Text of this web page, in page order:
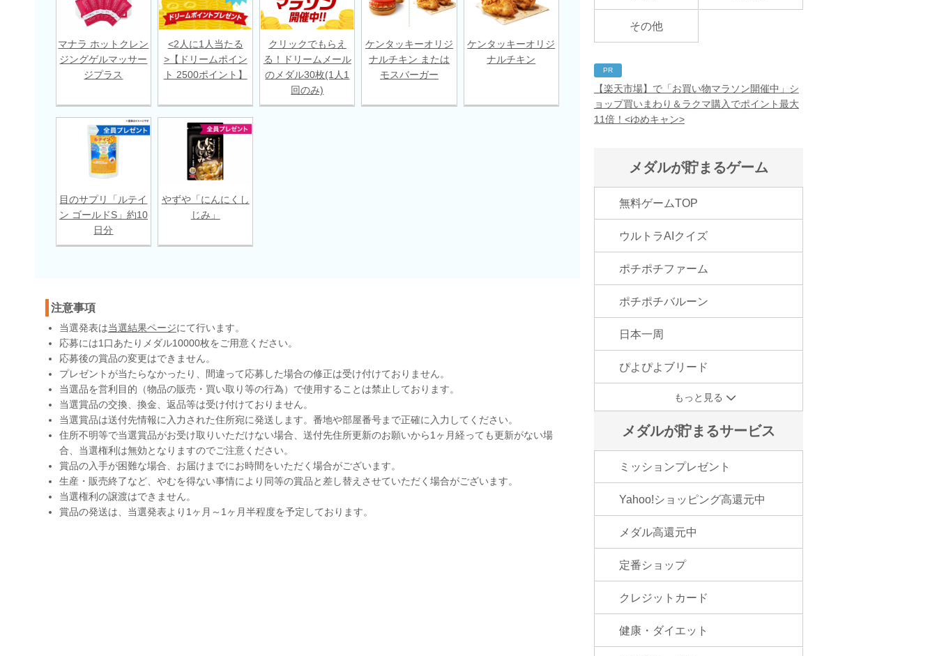
マナラ ホットクレン
ジングゲルマッサー
ジプラス
<2人に1人当たる
>【ドリームポイン
ト 2500ポイント】
クリックでもらえ
る！ドリームメール
のメダル30枚(1人1
回のみ)
ケンタッキーオリジ
ナルチキン または
モスバーガー
ケンタッキーオリジ
ナルチキン
目のサプリ「ルテイ
ン ゴールドS」約10
日分
やずや「にんにくし
じみ」
注意事項
当選発表は当選結果ページにて行います。
応募には1口あたりメダル10000枚をご用意ください。
応募後の賞品の変更はできません。
プレゼントが当たらなかったり、間違って応募した場合の修正は受け付けておりません。
当選品を営利目的（物品の販売・買い取り等の行為）で使用することは禁止しております。
当選賞品の交換、換金、返品等は受け付けておりません。
当選賞品は送付先情報に入力された住所宛に発送します。番地や部屋番号まで正確に入力してください。
住所不明等で当選賞品がお受け取りいただけない場合、送付先住所更新のお願いから1ヶ月経っても更新がない場
合、当選権利は無効となりますのでご注意ください。
賞品の入手が困難な場合、お届けまでにお時間をいただく場合がございます。
生産・販売終了など、やむを得ない事情により同等の賞品と差し替えさせていただく場合がございます。
当選権利の譲渡はできません。
賞品の発送は、当選発表より1ヶ月～1ヶ月半程度を予定しております。
その他
PR
【楽天市場】で「お買い物マラソン開催中」シ
ョップ買いまわり＆ラクマ購入でポイント最大
11倍！<ゆめキャン>
メダルが貯まるゲーム
無料ゲームTOP
ウルトラAIクイズ
ポチポチファーム
ポチポチバルーン
日本一周
ぴよぴよブリード
もっと見る
メダルが貯まるサービス
ミッションプレゼント
Yahoo!ショッピング高還元中
メダル高還元中
定番ショップ
クレジットカード
健康・ダイエット